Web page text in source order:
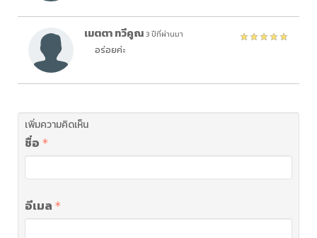
เมตตา ทวีคูณ3 ปีที่ผ่านมา
อร่อยค่ะ
เพิ่มความคิดเห็น
ชื่อ
อีเมล